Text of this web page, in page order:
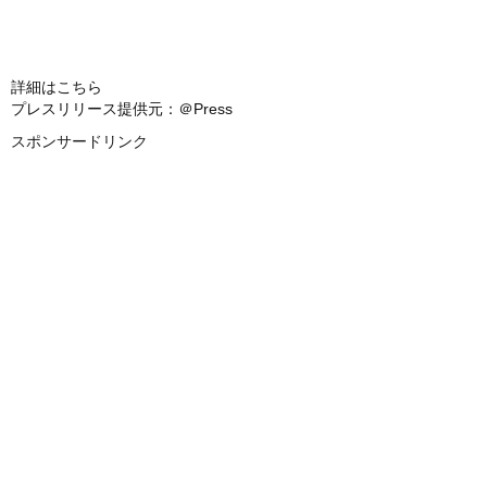
詳細はこちら
プレスリリース提供元：＠Press
スポンサードリンク